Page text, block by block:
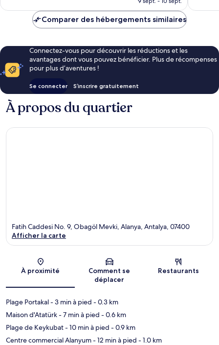
de
Comparer des hébergements similaires
Connectez-vous pour découvrir les réductions et les
avantages dont vous pouvez bénéficier. Plus de récompenses
pour plus d’aventures !
Se connecter S’inscrire gratuitement
À propos du quartier
Carte
Fatih Caddesi No. 9, Obagöl Mevki, Alanya, Antalya, 07400
Afficher la carte
À proximité
Comment se
déplacer
Restaurants
Plage Portakal- 3 min à pied - 0.3 km
Maison d'Atatürk- 7 min à pied - 0.6 km
Plage de Keykubat- 10 min à pied - 0.9 km
Centre commercial Alanyum- 12 min à pied - 1.0 km